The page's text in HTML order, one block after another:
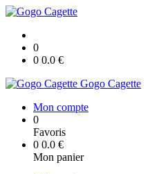
0
0 0.0 €
Gogo Cagette
Mon compte
0
Favoris
0 0.0 €
Mon panier